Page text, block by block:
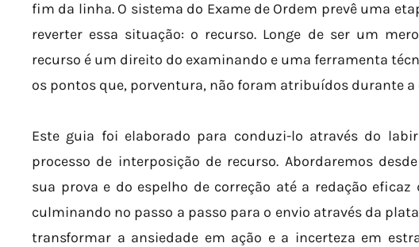
fim da linha. O sistema do Exame de Ordem prevê uma
reverter essa situação: o recurso. Longe de ser um
recurso é um direito do examinando e uma ferramenta
os pontos que, porventura, não foram atribuídos durante a
Este guia foi elaborado para conduzi-lo através do
processo de interposição de recurso. Abordaremos
sua prova e do espelho de correção até a redação eficaz
culminando no passo a passo para o envio através da
transformar a ansiedade em ação e a incerteza em